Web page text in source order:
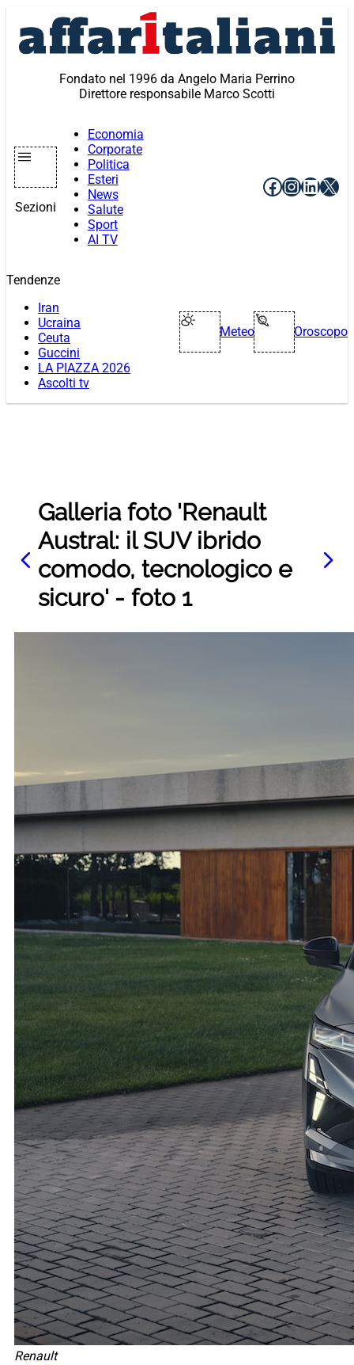
contenuto
Fondato nel 1996 da Angelo Maria Perrino
Direttore responsabile Marco Scotti
Sezioni
Economia
Corporate
Politica
Esteri
News
Salute
Sport
AI TV
Facebook
X
Tendenze
Iran
Ucraina
Ceuta
Guccini
LA PIAZZA 2026
Ascolti tv
Meteo Oroscopo
Galleria foto 'Renault
Austral: il SUV ibrido
comodo, tecnologico e
sicuro' - foto 1
Renault